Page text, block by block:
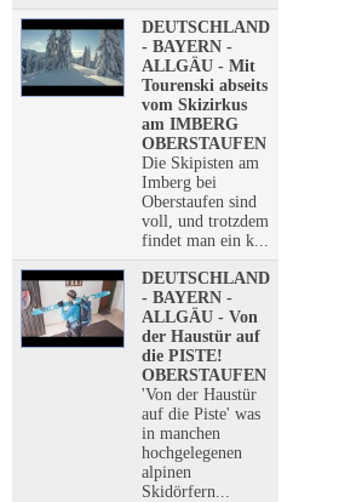
DEUTSCHLAND
- BAYERN -
ALLGÄU - Mit
Tourenski abseits
vom Skizirkus
am IMBERG
OBERSTAUFEN
Die Skipisten am
Imberg bei
Oberstaufen sind
voll, und trotzdem
findet man ein k...
DEUTSCHLAND
- BAYERN -
ALLGÄU - Von
der Haustür auf
die PISTE!
OBERSTAUFEN
'Von der Haustür
auf die Piste' was
in manchen
hochgelegenen
alpinen
Skidörfern...